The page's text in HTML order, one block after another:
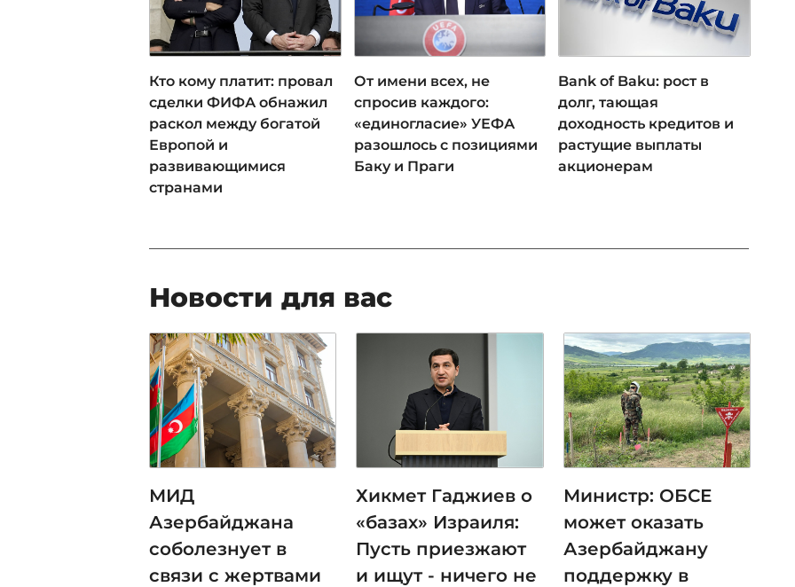
Кто кому платит: провал
сделки ФИФА обнажил
раскол между богатой
Европой и
развивающимися
странами
От имени всех, не
спросив каждого:
«единогласие» УЕФА
разошлось с позициями
Баку и Праги
Bank of Baku: рост в
долг, тающая
доходность кредитов и
растущие выплаты
акционерам
Новости для вас
МИД
Азербайджана
соболезнует в
связи с жертвами
Хикмет Гаджиев о
«базах» Израиля:
Пусть приезжают
и ищут - ничего не
Министр: ОБСЕ
может оказать
Азербайджану
поддержку в